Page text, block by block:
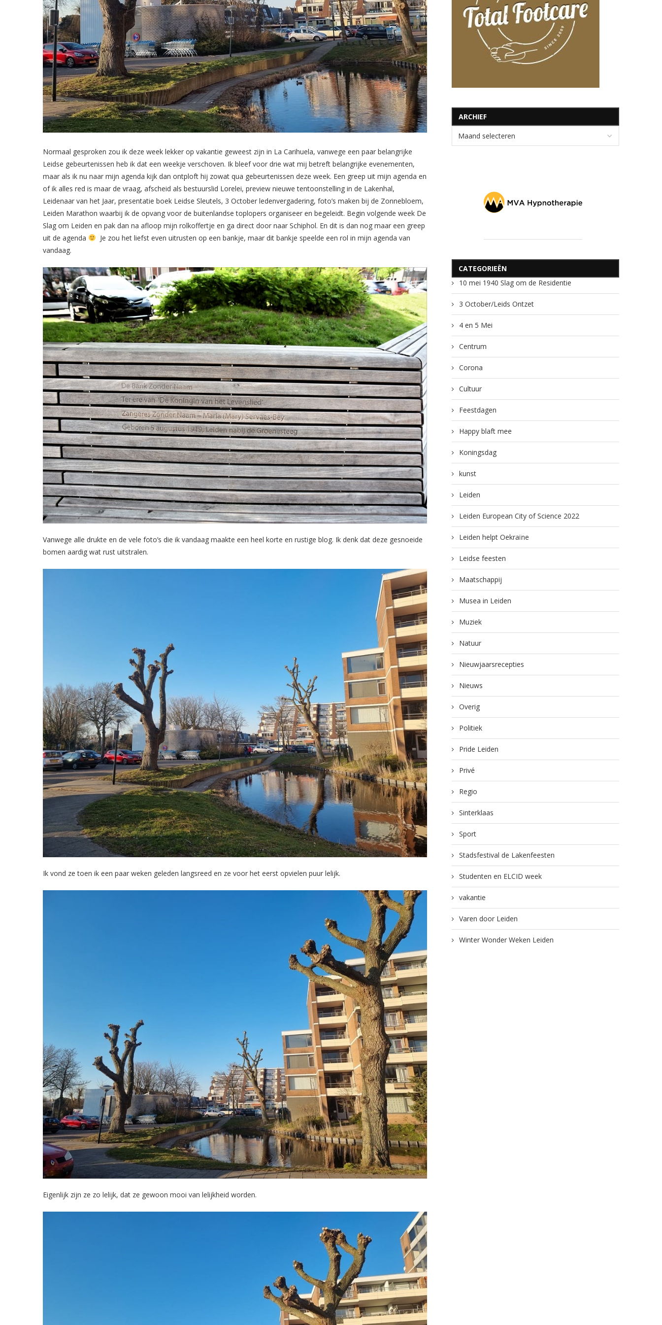
Normaal gesproken zou ik deze week lekker op vakantie geweest zijn in La Carihuela, vanwege een paar belangrijke
Leidse gebeurtenissen heb ik dat een weekje verschoven. Ik bleef voor drie wat mij betreft belangrijke evenementen,
maar als ik nu naar mijn agenda kijk dan ontploft hij zowat qua gebeurtenissen deze week. Een greep uit mijn agenda en
of ik alles red is maar de vraag, afscheid als bestuurslid Lorelei, preview nieuwe tentoonstelling in de Lakenhal,
Leidenaar van het Jaar, presentatie boek Leidse Sleutels, 3 October ledenvergadering, foto’s maken bij de Zonnebloem,
Leiden Marathon waarbij ik de opvang voor de buitenlandse toplopers organiseer en begeleidt. Begin volgende week De
Slag om Leiden en pak dan na afloop mijn rolkoffertje en ga direct door naar Schiphol. En dit is dan nog maar een greep
uit de agenda
Je zou het liefst even uitrusten op een bankje, maar dit bankje speelde een rol in mijn agenda van
vandaag.
Vanwege alle drukte en de vele foto’s die ik vandaag maakte een heel korte en rustige blog. Ik denk dat deze gesnoeide
bomen aardig wat rust uitstralen.
Ik vond ze toen ik een paar weken geleden langsreed en ze voor het eerst opvielen puur lelijk.
Eigenlijk zijn ze zo lelijk, dat ze gewoon mooi van lelijkheid worden.
ARCHIEF
CATEGORIEËN
10 mei 1940 Slag om de Residentie
3 October/Leids Ontzet
4 en 5 Mei
Centrum
Corona
Cultuur
Feestdagen
Happy blaft mee
Koningsdag
kunst
Leiden
Leiden European City of Science 2022
Leiden helpt Oekraïne
Leidse feesten
Maatschappij
Musea in Leiden
Muziek
Natuur
Nieuwjaarsrecepties
Nieuws
Overig
Politiek
Pride Leiden
Privé
Regio
Sinterklaas
Sport
Stadsfestival de Lakenfeesten
Studenten en ELCID week
vakantie
Varen door Leiden
Winter Wonder Weken Leiden